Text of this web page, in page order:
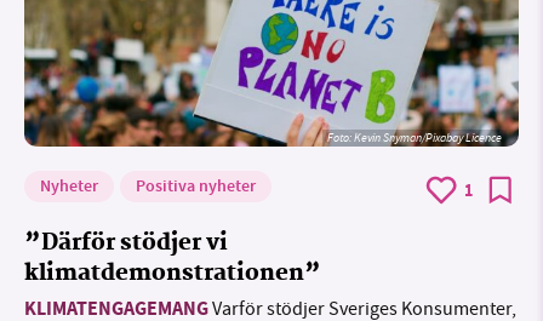
Foto:Kevin Snyman/Pixabay Licence
Nyheter Positiva nyheter 1
”Därför stödjer vi
klimatdemonstrationen”
KLIMATENGAGEMANGVarför stödjer Sveriges Konsumenter,